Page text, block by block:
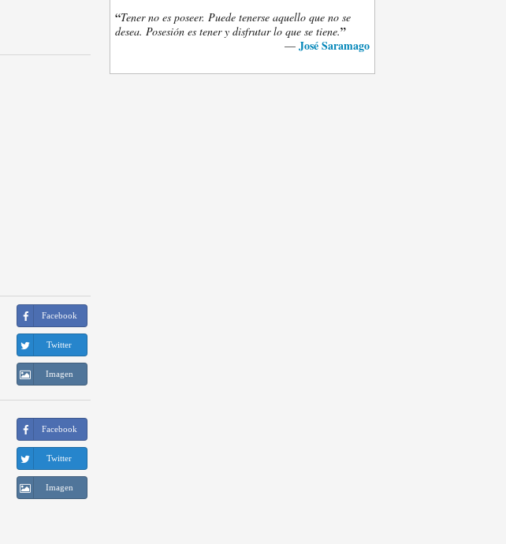
Facebook
Twitter
Imagen
Facebook
Twitter
Imagen
“Tener no es poseer. Puede tenerse aquello que no se
desea. Posesión es tener y disfrutar lo que se tiene.”
— José Saramago